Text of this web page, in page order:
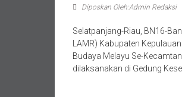
Diposkan Oleh:Admin Redaksi
Selatpanjang-Riau, BN16-
LAMR) Kabupaten
Budaya Melayu Se-
dilaksanakan di Gedung